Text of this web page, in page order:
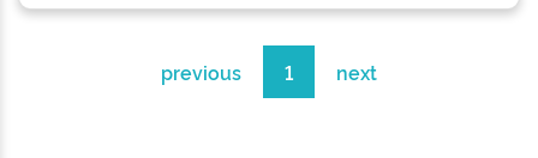
previous 1 next